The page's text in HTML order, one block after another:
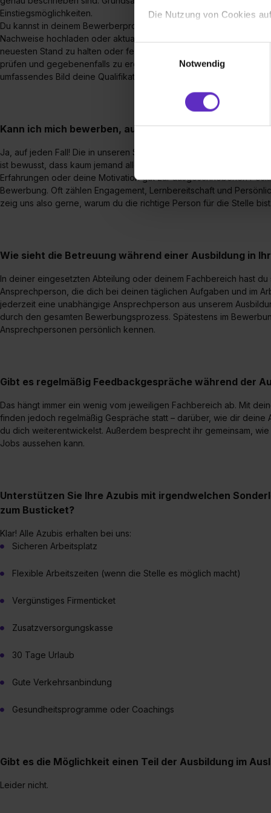
Die Nutzung von Cookies
Wir verwenden Cookies zur
Webseite getroffenen
(„Statistiken“), um
und Analysen
Partner führen diese
zu. . In diesem Fall sowie
einverstanden, dass dir
Erlaubnis hierfür kannst du
Verwendungszwecke
jederzeit mit Wirkung für die
„Datenschutz-
„Details zeigen“. Weitere
Notwendig
Einstiegsmöglichkeiten.
Du kannst in deinem Bewerberprofil Lebenslauf,
Nachweise hochladen oder aktualisieren. So hast du jederzeit die
neuesten Stand zu halten oder fehlende Dokumente
prüfen und gegebenenfalls zu ergänzen. So stellst du sicher, dass
umfassendes Bild deine Qualifikationen erhalten.
Kann ich mich bewerben, auch wenn ich die
Ja, auf jeden Fall! Die in unseren Stellenanzeigen genannten
ist bewusst, dass kaum jemand alle Punkte vollständig erfüllt. Wenn
Erfahrungen oder deine Motivation gut zur ausgeschriebenen
Bewerbung. Oft zählen Engagement, Lernbereitschaft und
zeig uns also gerne, warum du die richtige Person für die Stelle bist.
Wie sieht die Betreuung während einer Ausbildung in
In deiner eingesetzten Abteilung oder deinem Fachbereich hast
Ansprechperson, die dich bei deinen täglichen Aufgaben und im
jederzeit eine unabhängige Ansprechperson aus unserem
durch den gesamten Bewerbungsprozess. Spätestens im
Ansprechpersonen persönlich kennen.
Gibt es regelmäßig Feedbackgespräche während der
Das hängt immer ein wenig vom jeweiligen Fachbereich ab. Mit
finden jedoch regelmäßig Gespräche statt – darüber, wie dir
du dich weiterentwickelst. Außerdem besprecht ihr gemeinsam,
Jobs aussehen kann.
Unterstützen Sie Ihre Azubis mit irgendwelchen
zum Busticket?
Klar! Alle Azubis erhalten bei uns:
Sicheren Arbeitsplatz
Flexible Arbeitszeiten (wenn die Stelle es möglich macht)
Vergünstiges Firmenticket
Zusatzversorgungskasse
30 Tage Urlaub
Gute Verkehrsanbindung
Gesundheitsprogramme oder Coachings
Gibt es die Möglichkeit einen Teil der Ausbildung im
Leider nicht.